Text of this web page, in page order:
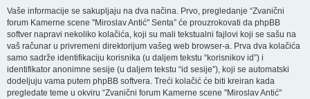
Vaše informacije se sakupljaju na dva načina. Prvo, pregledanje “Zvanični
forum Kamerne scene ''Miroslav Antić'' Senta” će prouzrokovati da phpBB
softver napravi nekoliko kolačića, koji su mali tekstualni fajlovi koji se sašu na
vaš računar u privremeni direktorijum vašeg web browser-a. Prva dva kolačića
samo sadrže identifikaciju korisnika (u daljem tekstu “korisnikov id”) i
identifikator anonimne sesije (u daljem tekstu “id sesije”), koji se automatski
dodeljuju vama putem phpBB softvera. Treći kolačić će biti kreiran kada
pregledate teme u okviru “Zvanični forum Kamerne scene ''Miroslav Antić''